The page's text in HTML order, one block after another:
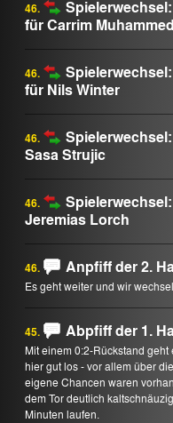
46.
für Carrim Muhammed
46.
für Nils Winter
46.
Sasa Strujic
46.
Jeremias Lorch
46. Anpfiff der 2.
Es geht weiter und wir
45. Abpfiff der 1.
Mit einem 0:2-Rückstand
hier gut los - vor allem über
eigene Chancen waren
dem Tor deutlich
Minuten laufen.